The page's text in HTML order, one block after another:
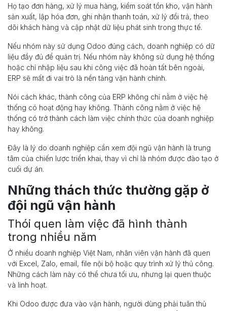
Họ tạo đơn hàng, xử lý mua hàng, kiểm soát tồn kho, vận hành
sản xuất, lập hóa đơn, ghi nhận thanh toán, xử lý đổi trả, theo
dõi khách hàng và cập nhật dữ liệu phát sinh trong thực tế.
Nếu nhóm này sử dụng Odoo đúng cách, doanh nghiệp có dữ
liệu đầy đủ để quản trị. Nếu nhóm này không sử dụng hệ thống
hoặc chỉ nhập liệu sau khi công việc đã hoàn tất bên ngoài,
ERP sẽ mất đi vai trò là nền tảng vận hành chính.
Nói cách khác, thành công của ERP không chỉ nằm ở việc hệ
thống có hoạt động hay không. Thành công nằm ở việc hệ
thống có trở thành cách làm việc chính thức của doanh nghiệp
hay không.
Đây là lý do doanh nghiệp cần xem đội ngũ vận hành là trung
tâm của chiến lược triển khai, thay vì chỉ là nhóm được đào tạo ở
cuối dự án.
Những thách thức thường gặp ở
đội ngũ vận hành
Thói quen làm việc đã hình thành
trong nhiều năm
Ở nhiều doanh nghiệp Việt Nam, nhân viên vận hành đã quen
với Excel, Zalo, email, file nội bộ hoặc quy trình xử lý thủ công.
Những cách làm này có thể chưa tối ưu, nhưng lại quen thuộc
và linh hoạt.
Khi Odoo được đưa vào vận hành, người dùng phải tuân thủ